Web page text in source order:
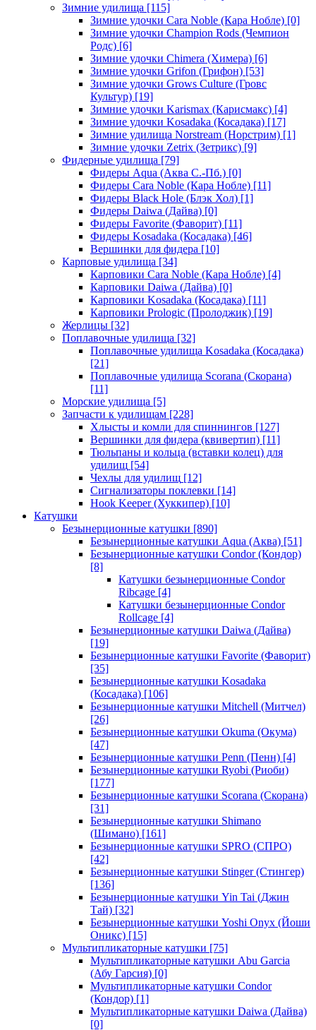
Зимние удилища [115]
Зимние удочки Cara Noble (Кара Нобле) [0]
Зимние удочки Champion Rods (Чемпион
Родс) [6]
Зимние удочки Chimera (Химера) [6]
Зимние удочки Grifon (Грифон) [53]
Зимние удочки Grows Culture (Гровс
Культур) [19]
Зимние удочки Karismax (Карисмакс) [4]
Зимние удочки Kosadaka (Косадака) [17]
Зимние удилища Norstream (Норстрим) [1]
Зимние удочки Zetrix (Зетрикс) [9]
Фидерные удилища [79]
Фидеры Aqua (Аква С.-Пб.) [0]
Фидеры Cara Noble (Кара Нобле) [11]
Фидеры Black Hole (Блэк Хол) [1]
Фидеры Daiwa (Дайва) [0]
Фидеры Favorite (Фаворит) [11]
Фидеры Kosadaka (Косадака) [46]
Вершинки для фидера [10]
Карповые удилища [34]
Карповики Cara Noble (Кара Нобле) [4]
Карповики Daiwa (Дайва) [0]
Карповики Kosadaka (Косадака) [11]
Карповики Prologic (Пролоджик) [19]
Жерлицы [32]
Поплавочные удилища [32]
Поплавочные удилища Kosadaka (Косадака)
[21]
Поплавочные удилища Scorana (Скорана)
[11]
Морские удилища [5]
Запчасти к удилищам [228]
Хлысты и комли для спиннингов [127]
Вершинки для фидера (квивертип) [11]
Тюльпаны и кольца (вставки колец) для
удилищ [54]
Чехлы для удилищ [12]
Сигнализаторы поклевки [14]
Hook Keeper (Хуккипер) [10]
Катушки
Безынерционные катушки [890]
Безынерционные катушки Aqua (Аква) [51]
Безынерционные катушки Condor (Кондор)
[8]
Катушки безынерционные Condor
Ribcage [4]
Катушки безынерционные Condor
Rollcage [4]
Безынерционные катушки Daiwa (Дайва)
[19]
Безынерционные катушки Favorite (Фаворит)
[35]
Безынерционные катушки Kosadaka
(Косадака) [106]
Безынерционные катушки Mitchell (Митчел)
[26]
Безынерционные катушки Okuma (Окума)
[47]
Безынерционные катушки Penn (Пенн) [4]
Безынерционные катушки Ryobi (Риоби)
[177]
Безынерционные катушки Scorana (Скорана)
[31]
Безынерционные катушки Shimano
(Шимано) [161]
Безынерционные катушки SPRO (СПРО)
[42]
Безынерционные катушки Stinger (Стингер)
[136]
Безынерционные катушки Yin Tai (Джин
Тай) [32]
Безынерционные катушки Yoshi Onyx (Йоши
Оникс) [15]
Мультипликаторные катушки [75]
Мультипликаторные катушки Abu Garcia
(Абу Гарсия) [0]
Мультипликаторные катушки Condor
(Кондор) [1]
Мультипликаторные катушки Daiwa (Дайва)
[0]